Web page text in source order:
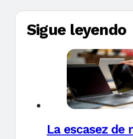
Sigue leyendo
La escasez de